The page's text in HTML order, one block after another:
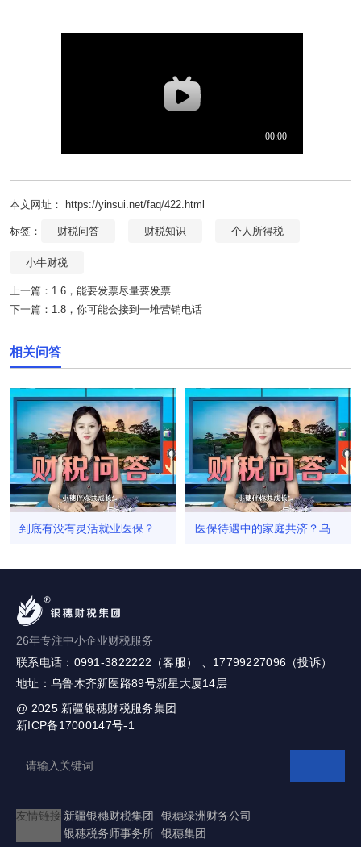
本文网址： https://yinsui.net/faq/422.html
标签： 财税问答 财税知识 个人所得税
小牛财税
上一篇： 1.6，能要发票尽量要发票
下一篇： 1.8，你可能会接到一堆营销电话
相关问答
到底有没有灵活就业医保？乌
医保待遇中的家庭共济？乌鲁
26年专注中小企业财税服务
联系电话：0991-3822222（客服） 、17799227096（投诉）
地址：乌鲁木齐新医路89号新星大厦14层
@ 2025 新疆银穗财税服务集团
新ICP备17000147号-1
友情链接 新疆银穗财税集团
银穗绿洲财务公司
银穗税务师事务所 银穗集团